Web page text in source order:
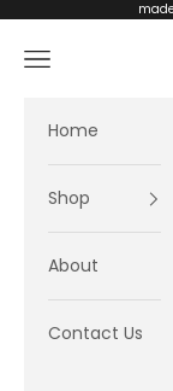
Navigation menu
Home
Shop
About
Contact Us